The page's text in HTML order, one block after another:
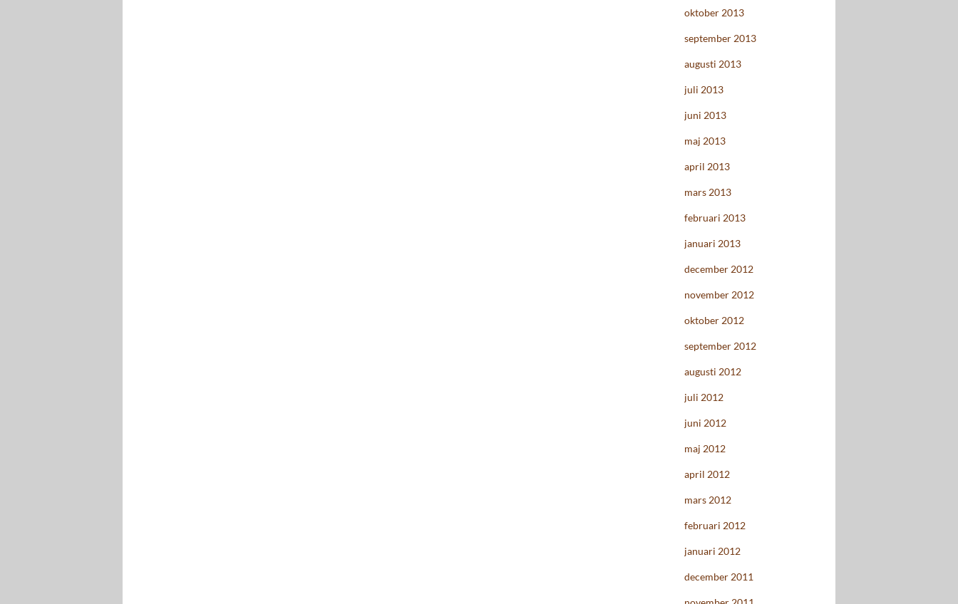
oktober 2013
september 2013
augusti 2013
juli 2013
juni 2013
maj 2013
april 2013
mars 2013
februari 2013
januari 2013
december 2012
november 2012
oktober 2012
september 2012
augusti 2012
juli 2012
juni 2012
maj 2012
april 2012
mars 2012
februari 2012
januari 2012
december 2011